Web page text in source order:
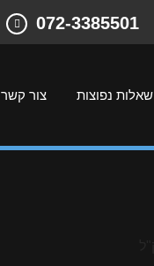
072-3385501
שאלות נפוצות צור קשר